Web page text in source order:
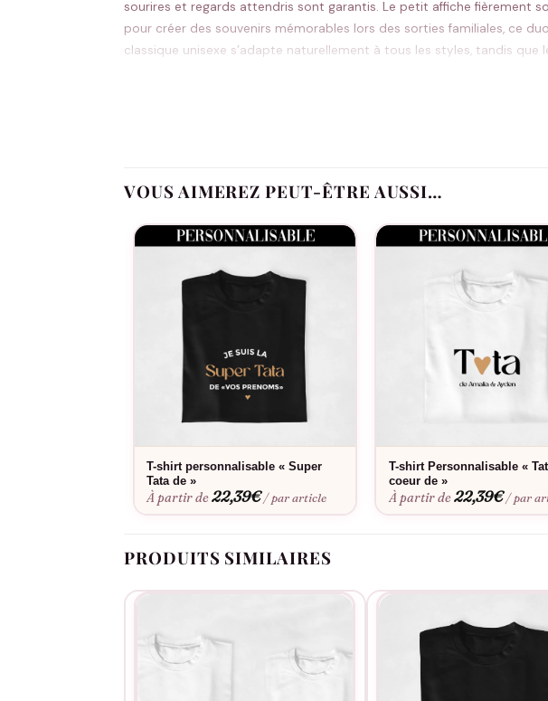
sourires et regards attendris sont garantis. Le petit affiche fièrement
pour créer des souvenirs mémorables lors des sorties familiales, ce
classique unisexe s’adapte naturellement à tous les styles, tandis
Effet garanti dans la famille et en public
Qualité durable pour de nombreuses aventures communes
Anniversaires, fêtes de famille, sorties oncle-neveu, photos
Consultez notreguide des tailles pour choisir la coupe parfaite. Envie
Meilleur Tonton & Meilleur Neveu se lave facilement et conserve ses
VOUS AIMEREZ PEUT-ÊTRE AUSSI…
T-shirt personnalisable « Super
Tata de »
À partir de22,39€ / par article
T-shirt Personnalisable «
coeur de »
À partir de22,39€ / par
PRODUITS SIMILAIRES